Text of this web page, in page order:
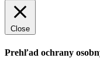
Close
Prehľad ochrany